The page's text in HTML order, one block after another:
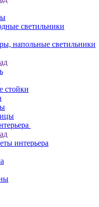
светильники
напольные светильники
стойки
интерьера